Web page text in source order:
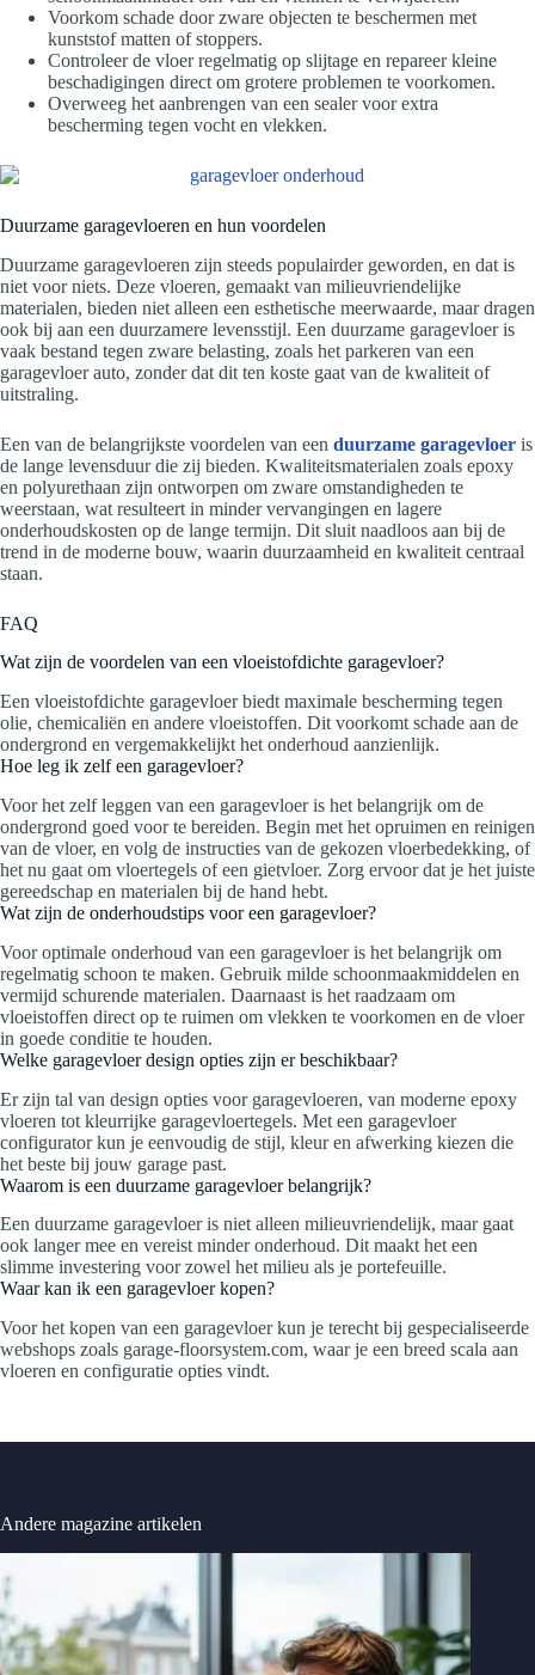
Voorkom schade door zware objecten te beschermen met
kunststof matten of stoppers.
Controleer de vloer regelmatig op slijtage en repareer kleine
beschadigingen direct om grotere problemen te voorkomen.
Overweeg het aanbrengen van een sealer voor extra
bescherming tegen vocht en vlekken.
Duurzame garagevloeren en hun voordelen
Duurzame garagevloeren zijn steeds populairder geworden, en dat is
niet voor niets. Deze vloeren, gemaakt van milieuvriendelijke
materialen, bieden niet alleen een esthetische meerwaarde, maar dragen
ook bij aan een duurzamere levensstijl. Een duurzame garagevloer is
vaak bestand tegen zware belasting, zoals het parkeren van een
garagevloer auto, zonder dat dit ten koste gaat van de kwaliteit of
uitstraling.
Een van de belangrijkste voordelen van een duurzame garagevloer is
de lange levensduur die zij bieden. Kwaliteitsmaterialen zoals epoxy
en polyurethaan zijn ontworpen om zware omstandigheden te
weerstaan, wat resulteert in minder vervangingen en lagere
onderhoudskosten op de lange termijn. Dit sluit naadloos aan bij de
trend in de moderne bouw, waarin duurzaamheid en kwaliteit centraal
staan.
FAQ
Wat zijn de voordelen van een vloeistofdichte garagevloer?
Een vloeistofdichte garagevloer biedt maximale bescherming tegen
olie, chemicaliën en andere vloeistoffen. Dit voorkomt schade aan de
ondergrond en vergemakkelijkt het onderhoud aanzienlijk.
Hoe leg ik zelf een garagevloer?
Voor het zelf leggen van een garagevloer is het belangrijk om de
ondergrond goed voor te bereiden. Begin met het opruimen en reinigen
van de vloer, en volg de instructies van de gekozen vloerbedekking, of
het nu gaat om vloertegels of een gietvloer. Zorg ervoor dat je het juiste
gereedschap en materialen bij de hand hebt.
Wat zijn de onderhoudstips voor een garagevloer?
Voor optimale onderhoud van een garagevloer is het belangrijk om
regelmatig schoon te maken. Gebruik milde schoonmaakmiddelen en
vermijd schurende materialen. Daarnaast is het raadzaam om
vloeistoffen direct op te ruimen om vlekken te voorkomen en de vloer
in goede conditie te houden.
Welke garagevloer design opties zijn er beschikbaar?
Er zijn tal van design opties voor garagevloeren, van moderne epoxy
vloeren tot kleurrijke garagevloertegels. Met een garagevloer
configurator kun je eenvoudig de stijl, kleur en afwerking kiezen die
het beste bij jouw garage past.
Waarom is een duurzame garagevloer belangrijk?
Een duurzame garagevloer is niet alleen milieuvriendelijk, maar gaat
ook langer mee en vereist minder onderhoud. Dit maakt het een
slimme investering voor zowel het milieu als je portefeuille.
Waar kan ik een garagevloer kopen?
Voor het kopen van een garagevloer kun je terecht bij gespecialiseerde
webshops zoals garage-floorsystem.com, waar je een breed scala aan
vloeren en configuratie opties vindt.
Andere magazine artikelen